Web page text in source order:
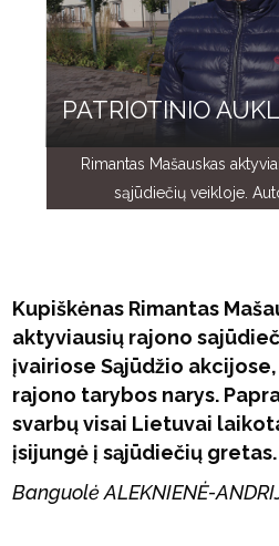
PATRIOTINIO
Rimantas Mašauskas
sąjūdiečių veikloje.
Kupiškėnas Rimantas
aktyviausių rajono
įvairiose Sąjūdžio
rajono tarybos narys.
svarbų visai Lietuvai
įsijungė į sąjūdiečių gretas.
Banguolė ALEKNIENĖ-